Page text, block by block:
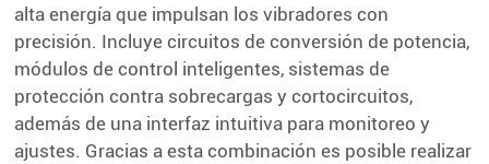
alta energía que impulsan los vibradores con
precisión. Incluye circuitos de conversión de potencia,
módulos de control inteligentes, sistemas de
protección contra sobrecargas y cortocircuitos,
además de una interfaz intuitiva para monitoreo y
ajustes. Gracias a esta combinación es posible realizar